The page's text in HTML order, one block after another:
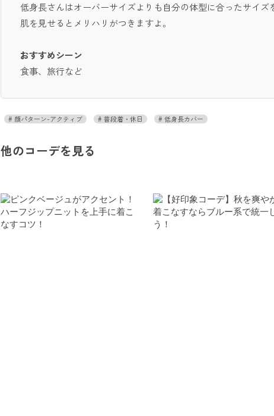
低身長さんはオーバーサイズよりも自分の体型に合ったサイ
肌を見せるとメリハリがつきますよ。
おすすめシーン
食事、旅行など
顔パターン-アクティブ 普段着・休日 低身長カバー
他のコーデを見る